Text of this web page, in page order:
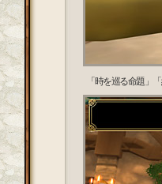
「時を巡る命題」